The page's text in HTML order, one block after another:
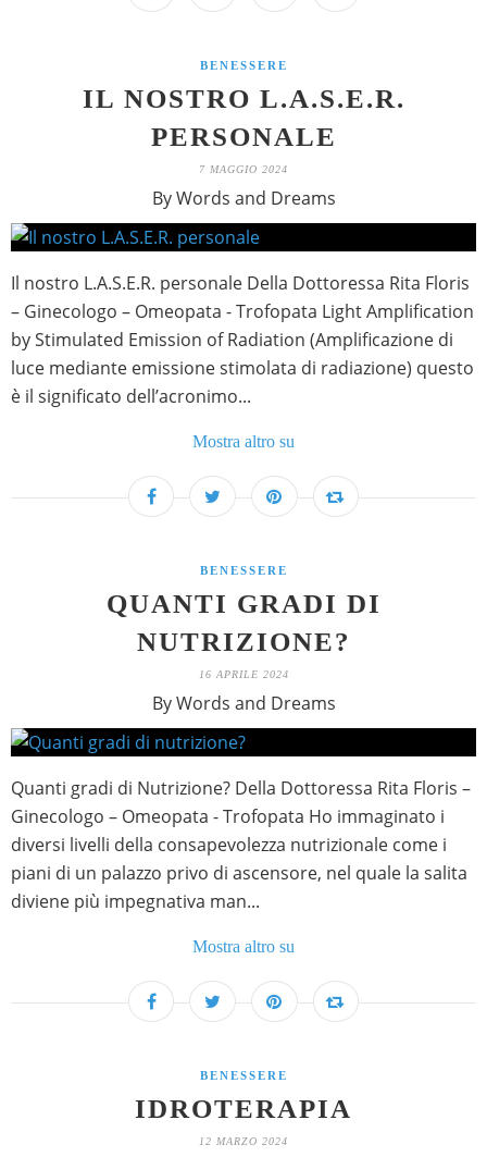
BENESSERE
IL NOSTRO L.A.S.E.R.
PERSONALE
7 MAGGIO 2024
By Words and Dreams
Il nostro L.A.S.E.R. personale Della Dottoressa Rita Floris
– Ginecologo – Omeopata - Trofopata Light Amplification
by Stimulated Emission of Radiation (Amplificazione di
luce mediante emissione stimolata di radiazione) questo
è il significato dell’acronimo...
Mostra altro su
BENESSERE
QUANTI GRADI DI
NUTRIZIONE?
16 APRILE 2024
By Words and Dreams
Quanti gradi di Nutrizione? Della Dottoressa Rita Floris –
Ginecologo – Omeopata - Trofopata Ho immaginato i
diversi livelli della consapevolezza nutrizionale come i
piani di un palazzo privo di ascensore, nel quale la salita
diviene più impegnativa man...
Mostra altro su
BENESSERE
IDROTERAPIA
12 MARZO 2024